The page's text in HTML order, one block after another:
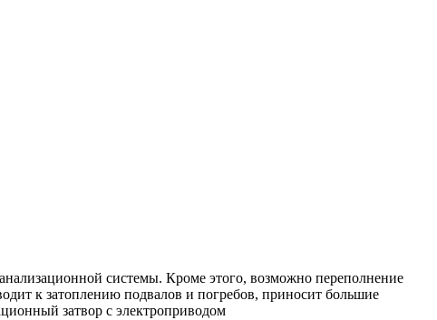
системы. Кроме этого, возможно переполнение
к затоплению подвалов и погребов, приносит большие
затвор с электроприводом